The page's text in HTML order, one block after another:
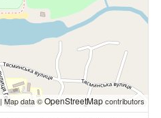
| Map data ©OpenStreetMapcontributors